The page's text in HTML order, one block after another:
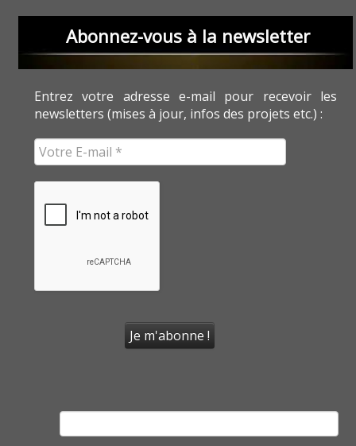
Abonnez-vous à la newsletter
Entrez votre adresse e-mail pour recevoir les
newsletters (mises à jour, infos des projets etc.) :